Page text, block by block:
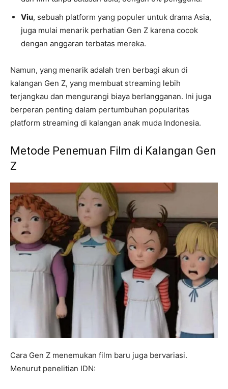
Viu, sebuah platform yang populer untuk drama Asia,
juga mulai menarik perhatian Gen Z karena cocok
dengan anggaran terbatas mereka.
Namun, yang menarik adalah tren berbagi akun di
kalangan Gen Z, yang membuat streaming lebih
terjangkau dan mengurangi biaya berlangganan. Ini juga
berperan penting dalam pertumbuhan popularitas
platform streaming di kalangan anak muda Indonesia.
Metode Penemuan Film di Kalangan Gen
Z
Cara Gen Z menemukan film baru juga bervariasi.
Menurut penelitian IDN: